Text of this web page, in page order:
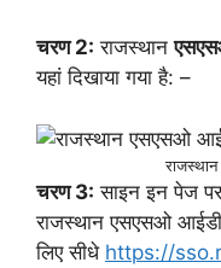
चरण 2: राजस्थान
यहां दिखाया गया है: –
चरण 3: साइन इन पेज
राजस्थान एसएसओ
लिए सीधे https://